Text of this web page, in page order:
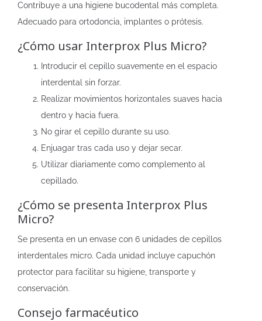
Contribuye a una higiene bucodental más completa.
Adecuado para ortodoncia, implantes o prótesis.
¿Cómo usar Interprox Plus Micro?
Introducir el cepillo suavemente en el espacio
interdental sin forzar.
Realizar movimientos horizontales suaves hacia
dentro y hacia fuera.
No girar el cepillo durante su uso.
Enjuagar tras cada uso y dejar secar.
Utilizar diariamente como complemento al
cepillado.
¿Cómo se presenta Interprox Plus
Micro?
Se presenta en un envase con 6 unidades de cepillos
interdentales micro. Cada unidad incluye capuchón
protector para facilitar su higiene, transporte y
conservación.
Consejo farmacéutico